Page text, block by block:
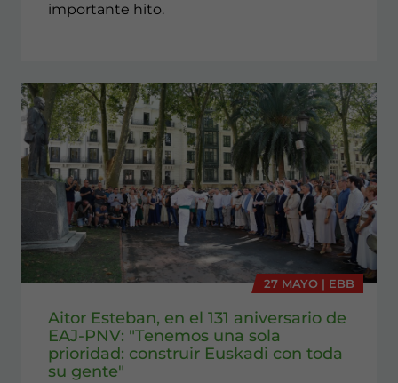
importante hito.
27 MAYO | EBB
Aitor Esteban, en el 131 aniversario de
EAJ-PNV: "Tenemos una sola
prioridad: construir Euskadi con toda
su gente"